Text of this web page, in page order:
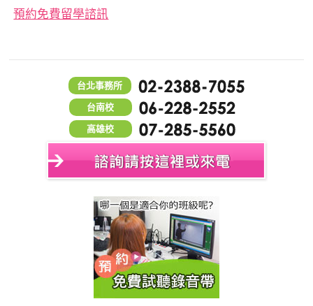
預約免費留學諮訊
台北事務所
台南校
高雄校